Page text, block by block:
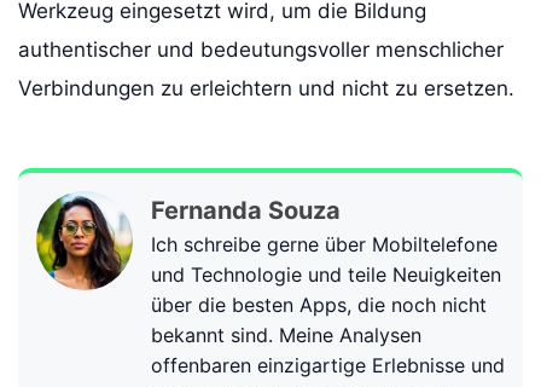
Werkzeug eingesetzt wird, um die Bildung
authentischer und bedeutungsvoller menschlicher
Verbindungen zu erleichtern und nicht zu ersetzen.
Fernanda Souza
Ich schreibe gerne über Mobiltelefone
und Technologie und teile Neuigkeiten
über die besten Apps, die noch nicht
bekannt sind. Meine Analysen
offenbaren einzigartige Erlebnisse und